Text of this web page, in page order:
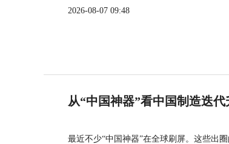
2026-08-07 09:48
从“中国神器”看中国制造迭代
最近不少“中国神器”在全球刷屏。这些出